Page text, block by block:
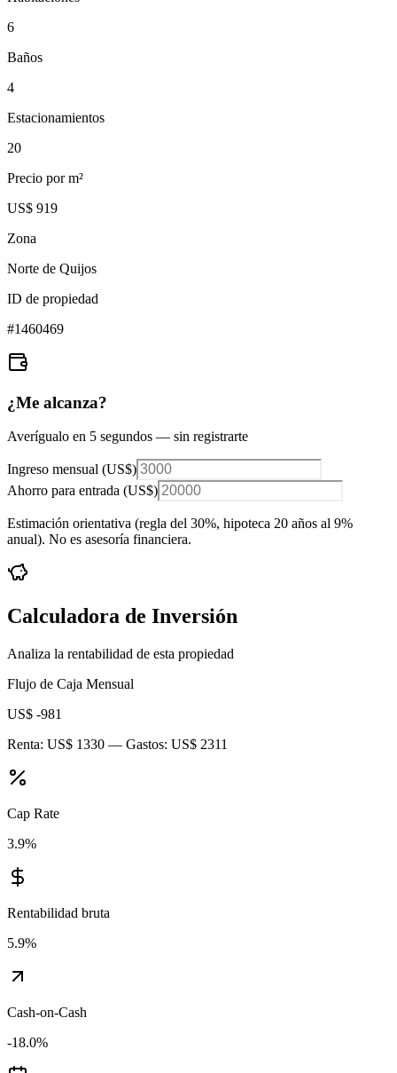
6
Baños
4
Estacionamientos
20
Precio por m²
US$ 919
Zona
Norte de Quijos
ID de propiedad
#1460469
¿Me alcanza?
Averígualo en 5 segundos — sin registrarte
Ingreso mensual (US$)
Ahorro para entrada (US$)
Estimación orientativa (regla del 30%, hipoteca 20 años al 9%
anual). No es asesoría financiera.
Calculadora de Inversión
Analiza la rentabilidad de esta propiedad
Flujo de Caja Mensual
US$ -981
Renta: US$ 1330 — Gastos: US$ 2311
Cap Rate
3.9%
Rentabilidad bruta
5.9%
Cash-on-Cash
-18.0%